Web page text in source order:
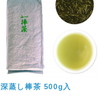
深蒸し棒茶 500g入